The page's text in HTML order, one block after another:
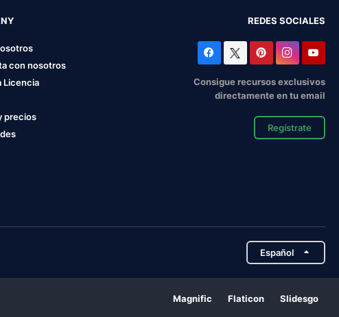
con nosotros
Licencia
precios
REDES SOCIALES
Consigue recursos exclusivos
directamente en tu email
Regístrate
Español
Magnific Flaticon Slidesgo